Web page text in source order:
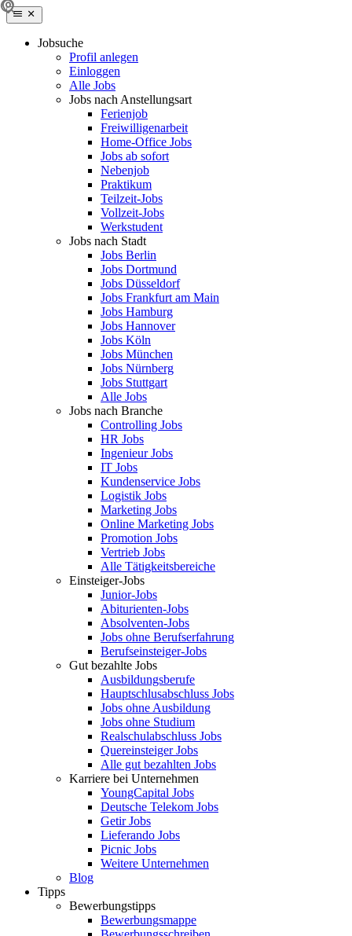
Jobsuche
Profil anlegen
Einloggen
Alle Jobs
Jobs nach Anstellungsart
Ferienjob
Freiwilligenarbeit
Home-Office Jobs
Jobs ab sofort
Nebenjob
Praktikum
Teilzeit-Jobs
Vollzeit-Jobs
Werkstudent
Jobs nach Stadt
Jobs Berlin
Jobs Dortmund
Jobs Düsseldorf
Jobs Frankfurt am Main
Jobs Hamburg
Jobs Hannover
Jobs Köln
Jobs München
Jobs Nürnberg
Jobs Stuttgart
Alle Jobs
Jobs nach Branche
Controlling Jobs
HR Jobs
Ingenieur Jobs
IT Jobs
Kundenservice Jobs
Logistik Jobs
Marketing Jobs
Online Marketing Jobs
Promotion Jobs
Vertrieb Jobs
Alle Tätigkeitsbereiche
Einsteiger-Jobs
Junior-Jobs
Abiturienten-Jobs
Absolventen-Jobs
Jobs ohne Berufserfahrung
Berufseinsteiger-Jobs
Gut bezahlte Jobs
Ausbildungsberufe
Hauptschlusabschluss Jobs
Jobs ohne Ausbildung
Jobs ohne Studium
Realschulabschluss Jobs
Quereinsteiger Jobs
Alle gut bezahlten Jobs
Karriere bei Unternehmen
YoungCapital Jobs
Deutsche Telekom Jobs
Getir Jobs
Lieferando Jobs
Picnic Jobs
Weitere Unternehmen
Blog
Tipps
Bewerbungstipps
Bewerbungsmappe